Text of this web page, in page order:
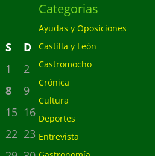
S
D
1
2
8
9
15 16
22 23
Categorias
Ayudas y Oposiciones
Castilla y León
Castromocho
Crónica
Cultura
Deportes
Entrevista